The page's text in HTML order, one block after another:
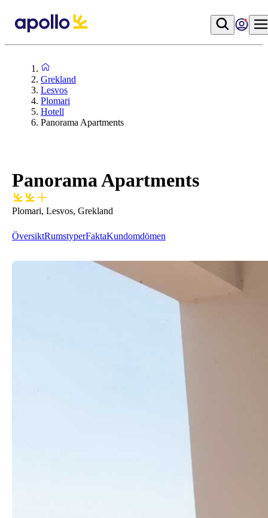
Grekland
Lesvos
Plomari
Hotell
Panorama Apartments
Panorama Apartments
Plomari, Lesvos, Grekland
ÖversiktRumstyperFaktaKundomdömen